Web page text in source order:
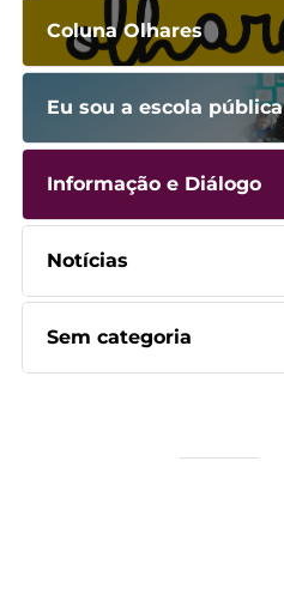
Coluna Olhares
Eu sou a escola pública
Informação e Diálogo
Notícias
Sem categoria